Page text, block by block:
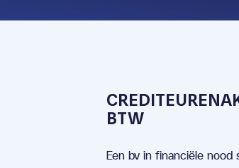
BTW
Een bv in financiële